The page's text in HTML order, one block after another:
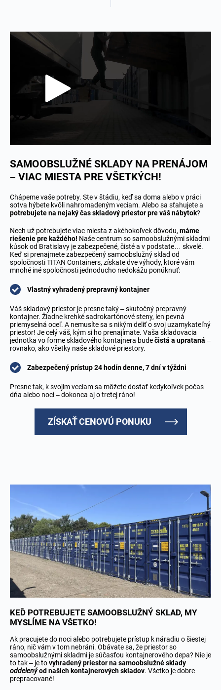
SAMOOBSLUŽNÉ SKLADY NA PRENÁJOM
– VIAC MIESTA PRE VŠETKÝCH!
Chápeme vaše potreby. Ste v štádiu, keď sa doma alebo v práci
sotva hýbete kvôli nahromadeným veciam. Alebo sa sťahujete a
potrebujete na nejaký čas skladový priestor pre váš nábytok?
Nech už potrebujete viac miesta z akéhokoľvek dôvodu, máme
riešenie pre každého! Naše centrum so samoobslužnými skladmi
kúsok od Bratislavy je zabezpečené, čisté a v podstate… skvelé.
Keď si prenajmete zabezpečený samoobslužný sklad od
spoločnosti TITAN Containers, získate dve výhody, ktoré vám
mnohé iné spoločnosti jednoducho nedokážu ponúknuť:
Vlastný vyhradený prepravný kontajner
Váš skladový priestor je presne taký – skutočný prepravný
kontajner. Žiadne krehké sadrokartónové steny, len pevná
priemyselná oceľ. A nemusíte sa s nikým deliť o svoj uzamykateľný
priestor! Je celý váš, kým si ho prenajímate. Vaša skladovacia
jednotka vo forme skladového kontajnera budečistá a uprataná –
rovnako, ako všetky naše skladové priestory.
Zabezpečený prístup 24 hodín denne, 7 dní v týždni
Presne tak, k svojim veciam sa môžete dostať kedykoľvek počas
dňa alebo noci – dokonca aj o tretej ráno!
ZÍSKAŤ CENOVÚ PONUKU
KEĎ POTREBUJETE SAMOOBSLUŽNÝ SKLAD, MY
MYSLÍME NA VŠETKO!
Ak pracujete do noci alebo potrebujete prístup k náradiu o šiestej
ráno, nič vám v tom nebráni. Obávate sa, že priestor so
samoobslužnými skladmi je súčasťou kontajnerového depa? Nie je
to tak – je tovyhradený priestor na samoobslužné sklady
oddelenýod našich kontajnerových skladov. Všetko je dobre
prepracované!